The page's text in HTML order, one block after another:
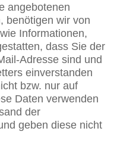
angebotenen
benötigen wir von
Informationen,
dass Sie der
Adresse sind und
einverstanden
bzw. nur auf
Daten verwenden
der
geben diese nicht